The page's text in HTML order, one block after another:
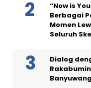
“Now is
Berbagai
Momen
Seluruh
Dialog